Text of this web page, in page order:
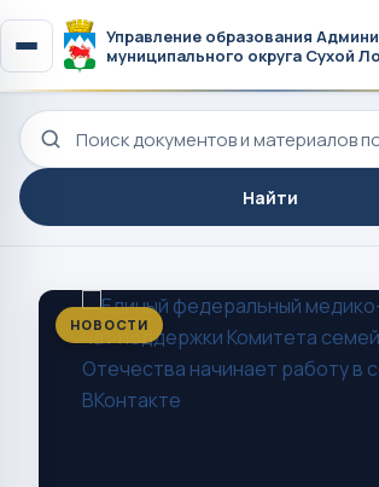
Управление образования
муниципального округа Сухой
Поиск по сайту
Найти
НОВОСТИ